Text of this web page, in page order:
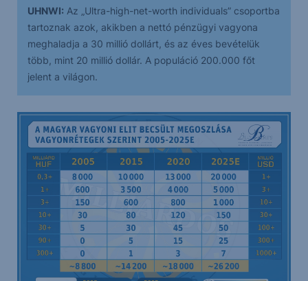
UHNWI: Az „Ultra-high-net-worth individuals” csoportba
tartoznak azok, akikben a nettó pénzügyi vagyona
meghaladja a 30 millió dollárt, és az éves bevételük
több, mint 20 millió dollár. A populáció 200.000 főt
jelent a világon.